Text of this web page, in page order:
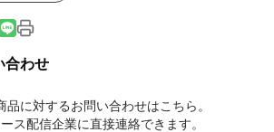
合わせ
品に対するお問い合わせはこちら。
ス配信企業に直接連絡できます。